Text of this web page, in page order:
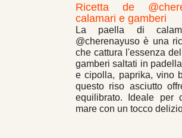
Ricetta de
calamari e gamberi
La paella di
@cherenayuso è una
che cattura l'essenza
gamberi saltati in
e cipolla, paprika, vino
questo riso asciutto
equilibrato. Ideale per
mare con un tocco